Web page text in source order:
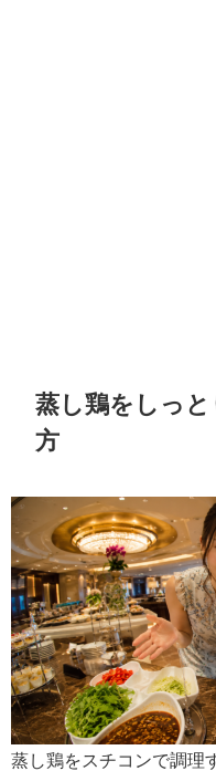
蒸し鶏をしっ
方
蒸し鶏をスチコンで調理